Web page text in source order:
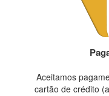
Aceitamos
cartão de crédito